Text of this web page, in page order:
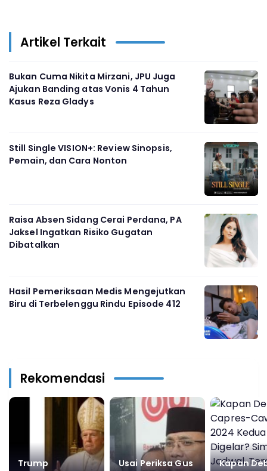
Artikel Terkait
Bukan Cuma Nikita Mirzani, JPU Juga
Ajukan Banding atas Vonis 4 Tahun
Kasus Reza Gladys
Still Single VISION+: Review Sinopsis,
Pemain, dan Cara Nonton
Raisa Absen Sidang Cerai Perdana, PA
Jaksel Ingatkan Risiko Gugatan
Dibatalkan
Hasil Pemeriksaan Medis Mengejutkan
Biru di Terbelenggu Rindu Episode 412
Rekomendasi
Trump
Usai Periksa Gus
Kapan